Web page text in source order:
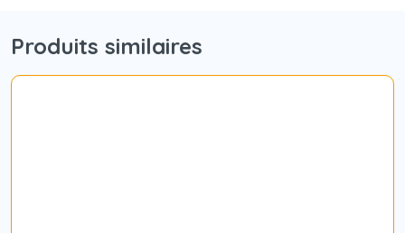
Produits similaires